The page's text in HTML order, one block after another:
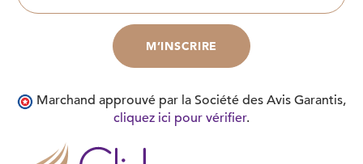
Marchand approuvé par la Société des Avis Garantis,
cliquez ici pour vérifier.